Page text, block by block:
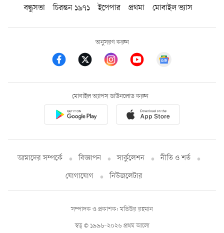
বন্ধুসভা
চিরন্তন ১৯৭১ ইপেপার প্রথমা মোবাইল ভ্যাস
অনুসরণ করুন
মোবাইল অ্যাপস ডাউনলোড করুন
আমাদের সম্পর্কে বিজ্ঞাপন সার্কুলেশন
নীতি ও শর্ত
যোগাযোগ
নিউজলেটার
স্বত্ব © ১৯৯৮-২০২৬ প্রথম আলো
সম্পাদক ও প্রকাশক: মতিউর রহমান